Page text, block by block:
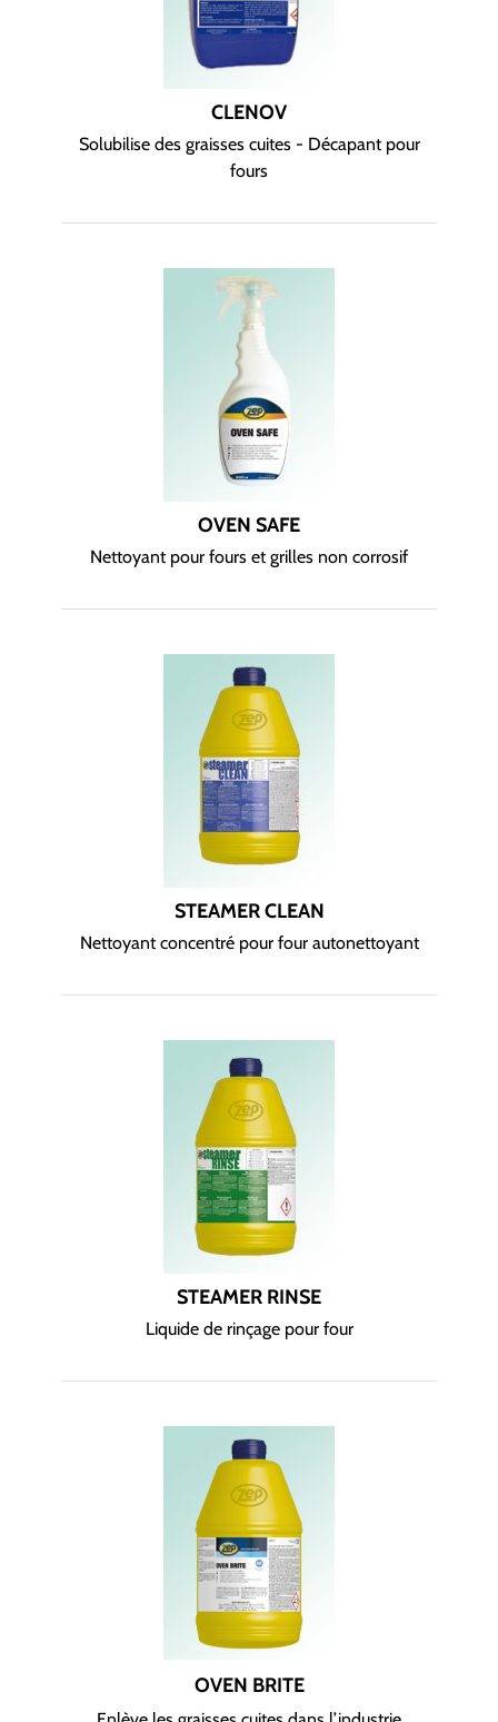
CLENOV
Solubilise des graisses cuites - Décapant pour
fours
OVEN SAFE
Nettoyant pour fours et grilles non corrosif
STEAMER CLEAN
Nettoyant concentré pour four autonettoyant
STEAMER RINSE
Liquide de rinçage pour four
OVEN BRITE